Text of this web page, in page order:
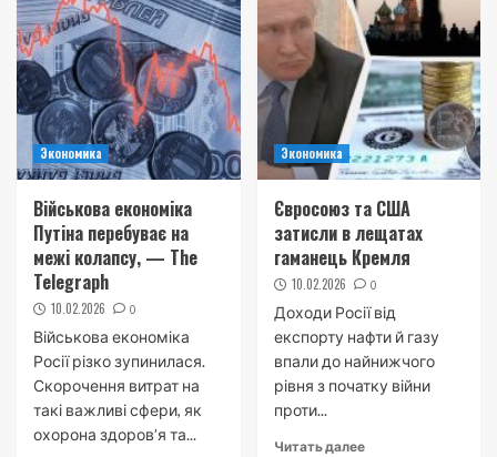
Экономика
Військова економіка
Путіна перебуває на
межі колапсу, — The
Telegraph
10.02.2026 0
Військова економіка
Росії різко зупинилася.
Скорочення витрат на
такі важливі сфери, як
охорона здоров’я та...
Экономика
Євросоюз та США
затисли в лещатах
гаманець Кремля
10.02.2026 0
Доходи Росії від
експорту нафти й газу
впали до найнижчого
рівня з початку війни
проти...
Читать далее